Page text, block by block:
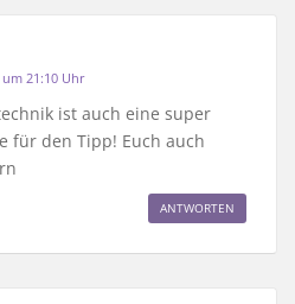
um 21:10 Uhr
ist auch eine super
für den Tipp! Euch auch
ANTWORTEN